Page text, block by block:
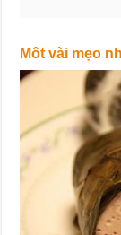
Môt vài mẹo